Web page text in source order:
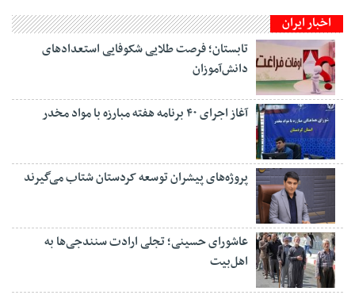
اخبار ایران
تابستان؛ فرصت طلایی شکوفایی استعدادهای
دانش‌آموزان
آغاز اجرای ۴۰ برنامه هفته مبارزه با مواد مخدر
پروژه‌های پیشران توسعه کردستان شتاب می‌گیرند
عاشورای حسینی؛ تجلی ارادت سنندجی‌ها به
اهل‌بیت